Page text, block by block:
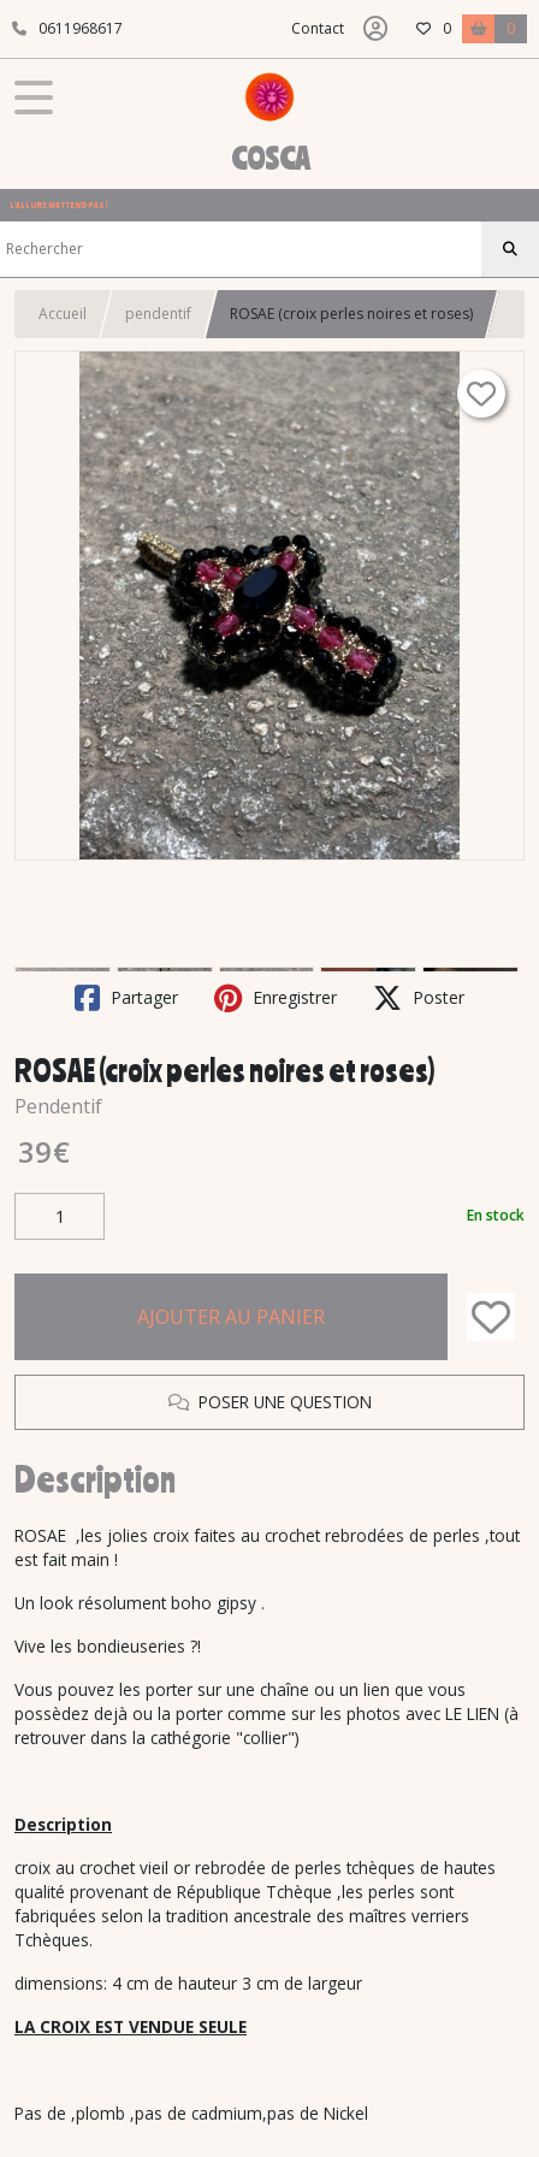
0611968617 Contact 0 0
COSCA
L'ALLURE N'ATTEND PAS !
Accueil pendentif ROSAE (croix perles noires et roses)
Partager Enregistrer Poster
ROSAE (croix perles noires et roses)
Pendentif
39€
En stock
AJOUTER AU PANIER
POSER UNE QUESTION
Description
ROSAE ,les jolies croix faites au crochet rebrodées de perles ,tout
est fait main !
Un look résolument boho gipsy .
Vive les bondieuseries ?!
Vous pouvez les porter sur une chaîne ou un lien que vous
possèdez dejà ou la porter comme sur les photos avec LE LIEN (à
retrouver dans la cathégorie "collier")
Description
croix au crochet vieil or rebrodée de perles tchèques de hautes
qualité provenant de République Tchèque ,les perles sont
fabriquées selon la tradition ancestrale des maîtres verriers
Tchèques.
dimensions: 4 cm de hauteur 3 cm de largeur
LA CROIX EST VENDUE SEULE
Pas de ,plomb ,pas de cadmium,pas de Nickel